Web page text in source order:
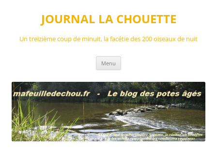
JOURNAL LA CHOUETTE
Un treizième coup de minuit, la facétie des 200 oiseaux de nuit
Menu